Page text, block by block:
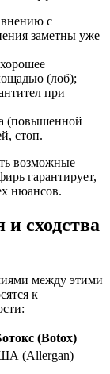
с
заметны уже
(лоб);
при
(повышенной
стоп.
возможные
гарантирует,
нюансов.
сходства
между этими
к
(Botox)
(Allergan)